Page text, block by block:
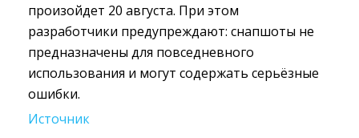
произойдет 20 августа. При этом
разработчики предупреждают: снапшоты не
предназначены для повседневного
использования и могут содержать серьёзные
ошибки.
Источник